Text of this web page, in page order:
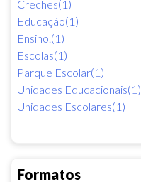
Creches(1)
Educação(1)
Ensino.(1)
Escolas(1)
Parque Escolar(1)
Unidades Educacionais(1)
Unidades Escolares(1)
Formatos